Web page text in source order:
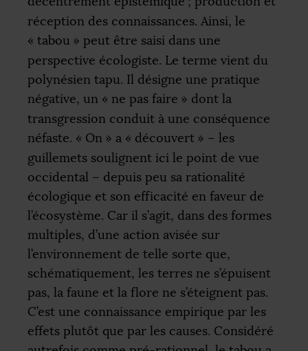
réception des connaissances. Ainsi, le
« tabou » peut être saisi dans une
perspective écologiste. Le terme vient du
polynésien tapu. Il désigne une pratique
négative, un « ne pas faire » dont la
transgression conduit à une conséquence
néfaste. « On » a « découvert » – les
guillemets soulignent ici le point de vue
occidental – depuis peu sa rationalité
écologique et son efficacité en faveur de
l’écosystème. Car il s’agit, dans des formes
multiples, d’une action avisée sur
l’environnement de telle sorte que,
schématiquement, les terres ne s’épuisent
pas, la faune et la flore ne s’éteignent pas.
C’est une connaissance empirique par les
effets plutôt que par les causes. Considéré